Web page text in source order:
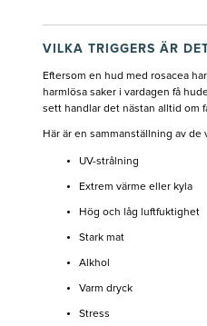
VILKA TRIGGERS ÄR
Eftersom en hud med rosacea
harmlösa saker i vardagen få
sett handlar det nästan alltid om
Här är en sammanställning av
UV-strålning
Extrem värme eller kyla
Hög och låg luftfuktighet
Stark mat
Alkhol
Varm dryck
Stress